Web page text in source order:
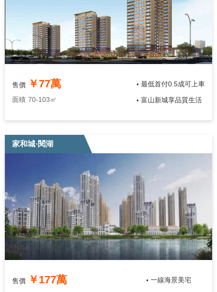
售價 ￥77萬
面積 70-103㎡
• 最低首付0.5成可上車
• 富山新城享品質生活
家和城·閱湖
售價 ￥177萬 • 一線海景美宅